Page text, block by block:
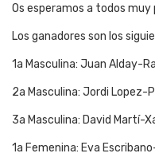
Os esperamos a todos
Los ganadores son los
1a Masculina: Juan Alday-
2a Masculina: Jordi Lopez-
3a Masculina: David Martí-
1a Femenina: Eva